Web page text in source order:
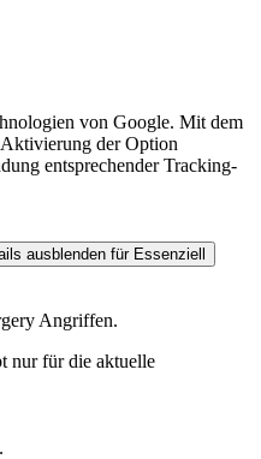
von Google. Mit dem
der Option
entsprechender Tracking-
ausblenden für Essenziell
Angriffen.
nur für die aktuelle